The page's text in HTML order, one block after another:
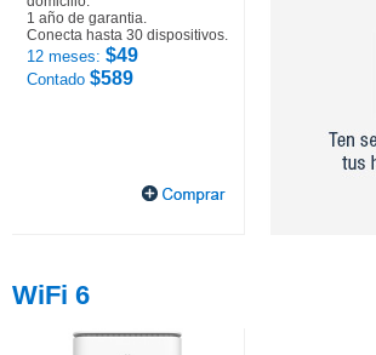
1 año de garantia.
Conecta hasta 30 dispositivos.
12 meses: $49
Contado $589
WiFi 6